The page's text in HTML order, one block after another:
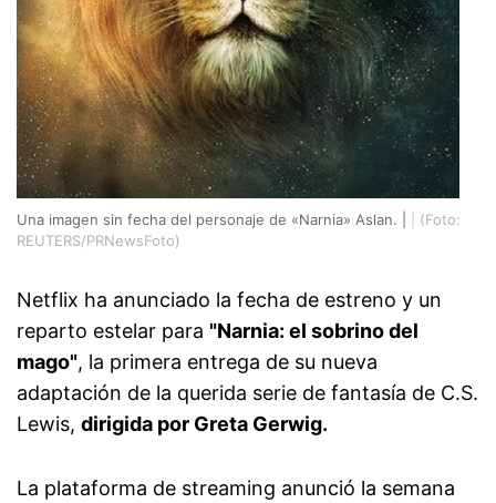
Una imagen sin fecha del personaje de «Narnia» Aslan. |
(Foto:
REUTERS/PRNewsFoto)
Netflix ha anunciado la fecha de estreno y un
reparto estelar para "Narnia: el sobrino del
mago", la primera entrega de su nueva
adaptación de la querida serie de fantasía de C.S.
Lewis, dirigida por Greta Gerwig.
La plataforma de streaming anunció la semana